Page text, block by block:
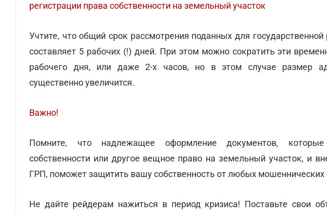
регистрации права собственности на земельный участок
Учтите, что общий срок рассмотрения поданных для
составляет 5 рабочих (!) дней. При этом можно сократить эти
рабочего дня, или даже 2-х часов, но в этом случае размер
существенно увеличится.
Важно!
Помните, что надлежащее оформление документов,
собственности или другое вещное право на земельный участок, и
ГРП, поможет защитить вашу собственность от любых мошеннических
Не дайте рейдерам нажиться в период кризиса! Поставьте свои